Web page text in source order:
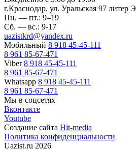
г.Краснодар, ул. Уральская 97 литер Э
Пн. — пт.: 9–19
Сб. — вс.: 9-17
uazistkrd@yandex.ru
Мобильный 8 918 45-45-111
8 961 85-67-471
Viber8 918 45-45-111
8 961 85-67-471
Whatsapp 8 918 45-45-111
8 961 85-67-471
Мы в соцсетях
Вконтакте
Youtube
Создание сайта Hit-media
Политика конфиденциальности
Uazist.ru 2026